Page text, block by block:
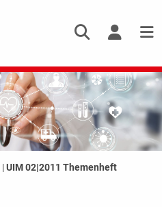
|UIM 02|2011 Themenheft